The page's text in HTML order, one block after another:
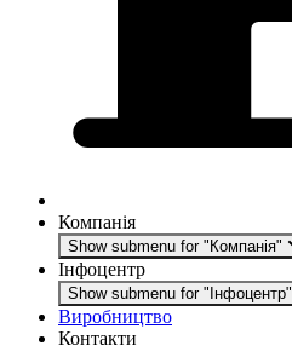
Компанія
Show submenu for "Компанія"
Інфоцентр
Show submenu for "Інфоцентр"
Виробництво
Контакти